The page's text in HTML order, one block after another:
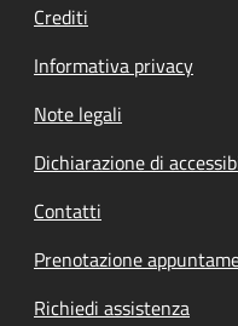
Crediti
Informativa privacy
Note legali
Dichiarazione di
Contatti
Prenotazione
Richiedi assistenza